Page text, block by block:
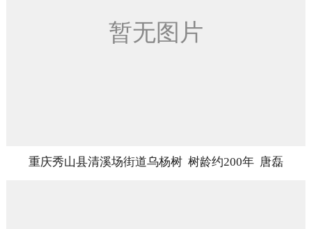
重庆秀山县清溪场街道乌杨树 树龄约200年 唐磊